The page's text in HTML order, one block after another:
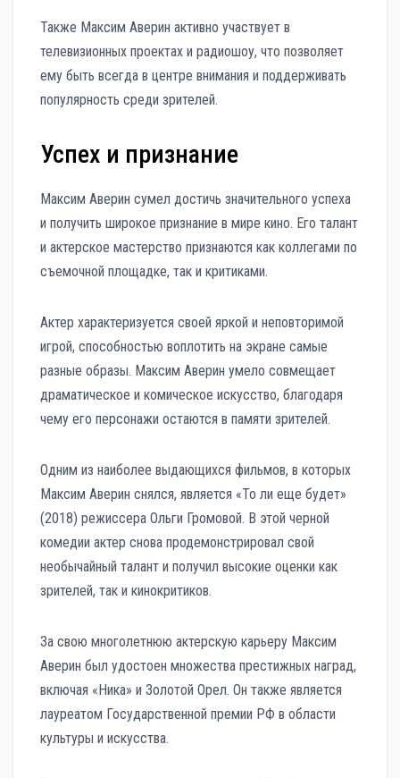
Также Максим Аверин активно участвует в
телевизионных проектах и радиошоу, что позволяет
ему быть всегда в центре внимания и поддерживать
популярность среди зрителей.
Успех и признание
Максим Аверин сумел достичь значительного успеха
и получить широкое признание в мире кино. Его талант
и актерское мастерство признаются как коллегами по
съемочной площадке, так и критиками.
Актер характеризуется своей яркой и неповторимой
игрой, способностью воплотить на экране самые
разные образы. Максим Аверин умело совмещает
драматическое и комическое искусство, благодаря
чему его персонажи остаются в памяти зрителей.
Одним из наиболее выдающихся фильмов, в которых
Максим Аверин снялся, является «То ли еще будет»
(2018) режиссера Ольги Громовой. В этой черной
комедии актер снова продемонстрировал свой
необычайный талант и получил высокие оценки как
зрителей, так и кинокритиков.
За свою многолетнюю актерскую карьеру Максим
Аверин был удостоен множества престижных наград,
включая «Ника» и Золотой Орел. Он также является
лауреатом Государственной премии РФ в области
культуры и искусства.